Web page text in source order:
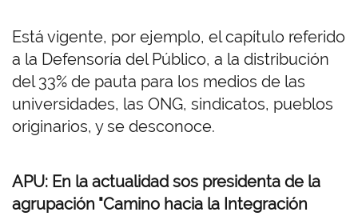
Está vigente, por ejemplo, el capítulo referido
a la Defensoría del Público, a la distribución
del 33% de pauta para los medios de las
universidades, las ONG, sindicatos, pueblos
originarios, y se desconoce.
APU: En la actualidad sos presidenta de la
agrupación "Camino hacia la Integración